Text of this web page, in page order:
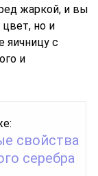
жаркой, и вы
но и
яичницу с
и
свойства
серебра